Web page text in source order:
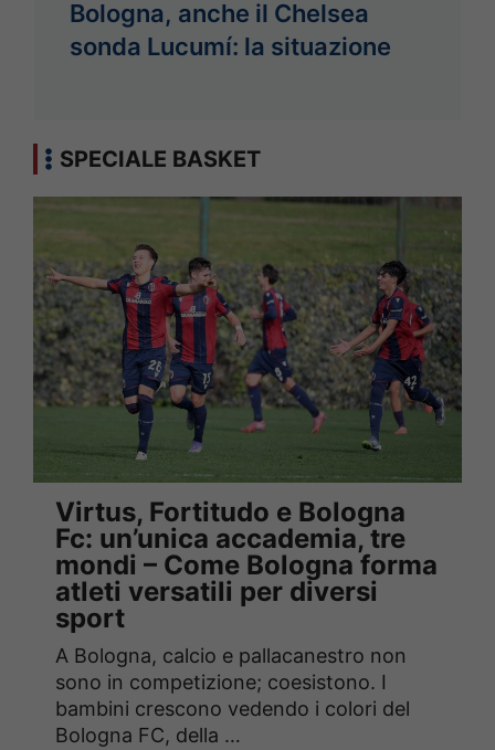
Bologna, anche il Chelsea
sonda Lucumí: la situazione
SPECIALE BASKET
Virtus, Fortitudo e Bologna
Fc: un’unica accademia, tre
mondi – Come Bologna forma
atleti versatili per diversi
sport
A Bologna, calcio e pallacanestro non
sono in competizione; coesistono. I
bambini crescono vedendo i colori del
Bologna FC, della …